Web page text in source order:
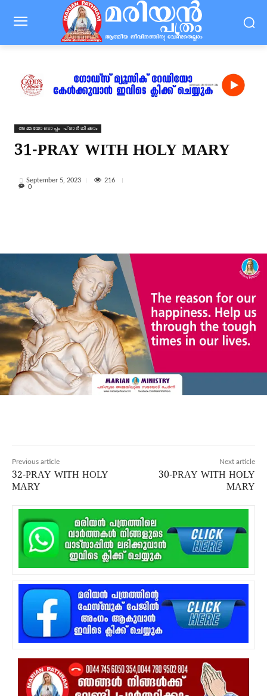
⁠അമ്മയോടൊപ്പം പ്രാർഥിക്കാം
31-PRAY WITH HOLY MARY
September 5, 2023
216
0
Previous article
32-PRAY WITH HOLY
MARY
Next article
30-PRAY WITH HOLY
MARY